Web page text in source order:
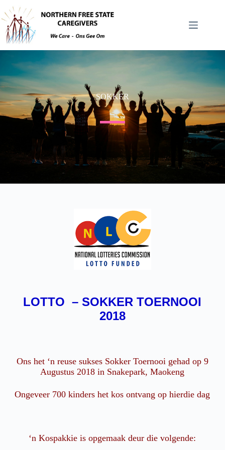
SOKKER
LOTTO – SOKKER TOERNOOI
2018
Ons het ‘n reuse sukses Sokker Toernooi gehad op 9
Augustus 2018 in Snakepark, Maokeng
Ongeveer 700 kinders het kos ontvang op hierdie dag
‘n Kospakkie is opgemaak deur die volgende: